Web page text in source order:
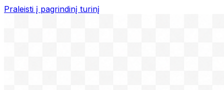
Praleisti į pagrindinį turinį